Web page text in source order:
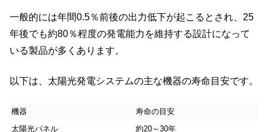
一般的には年間0.5％前後の出力低下が起こるとされ、25
年後でも約80％程度の発電能力を維持する設計になって
いる製品が多くあります。
以下は、太陽光発電システムの主な機器の寿命目安です。
機器
寿命の目安
太陽光パネル
約20～30年